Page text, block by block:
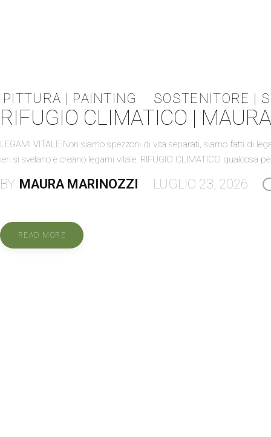
PITTURA | PAINTING SOSTENITORE |
RIFUGIO CLIMATICO |
LEGAMI VITALE Non siamo spezzoni di vita separati, siamo fatti di
ieri si svelano e creano legami vitale. RIFUGIO CLIMATICO qualcosa
BY MAURA MARINOZZI LUGLIO 23, 2026
READ MORE